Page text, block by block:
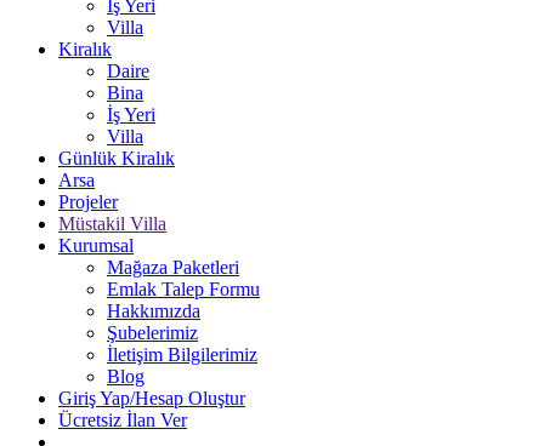
İş Yeri
Villa
Kiralık
Daire
Bina
İş Yeri
Villa
Günlük Kiralık
Arsa
Projeler
Müstakil Villa
Kurumsal
Mağaza Paketleri
Emlak Talep Formu
Hakkımızda
Şubelerimiz
İletişim Bilgilerimiz
Blog
Giriş Yap/Hesap Oluştur
Ücretsiz İlan Ver